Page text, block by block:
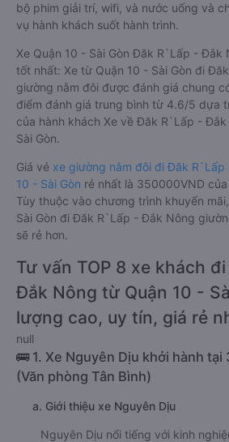
bộ phim giải trí, wifi, và nước uống và
vụ hành khách suốt hành trình.
Xe Quận 10 - Sài Gòn Đăk R`Lấp - Đắk
tốt nhất: Xe từ Quận 10 - Sài Gòn đi
giường nằm đôi được đánh giá chung
điểm đánh giá trung bình từ 4.6/5 dựa
của hành khách Xe về Đăk R`Lấp -
Sài Gòn.
Giá vé xe giường nằm đôi đi Đăk
10 - Sài Gòn rẻ nhất là 350000VND
Tùy thuộc vào chương trình khuyến
Sài Gòn đi Đăk R`Lấp - Đắk Nông
sẽ rẻ hơn.
Tư vấn TOP 8 xe khách
Đắk Nông từ Quận 10 -
lượng cao, uy tín, giá rẻ
null
🚌 1. Xe Nguyên Dịu khởi hành
(Văn phòng Tân Bình)
a. Giới thiệu xe Nguyên Dịu
Nguyên Dịu nổi tiếng với kinh